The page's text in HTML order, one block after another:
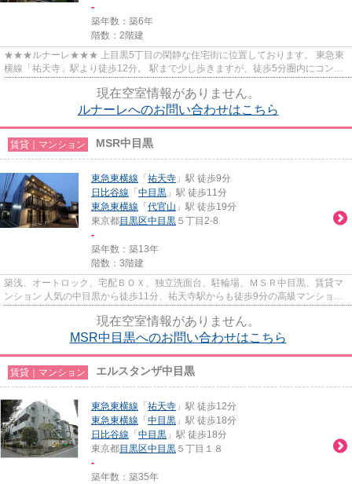
-
築年数：築6年
階数：2階建
★★★ルナーレ★★★ 上目黒5丁目の閑静な住宅街に位置しております。 東急東
横線「祐天寺」駅より徒歩12分。 駅まで少し歩きますが、徒歩5分圏内にコンビ
現在空室情報がありません。
ルナーレへのお問い合わせはこちら
賃貸｜マンション MSR中目黒
東急東横線 「 祐天寺 」駅 徒歩9分
日比谷線 「 中目黒 」駅 徒歩11分
東急東横線 「 代官山 」駅 徒歩19分
東京都目黒区中目黒 ５丁目2-8
-
築年数：築13年
階数：3階建
築浅、オートロック、宅配ＢＯＸ、独立洗面台、駐輪場、ＭＳＲ中目黒、賃貸マ
ンション 人気の中目黒から徒歩11分、祐天寺駅からも徒歩9分の高級マンショ
現在空室情報がありません。
MSR中目黒へのお問い合わせはこちら
賃貸｜マンション エルスタンザ中目黒
東急東横線 「 祐天寺 」駅 徒歩12分
東急東横線 「 中目黒 」駅 徒歩18分
日比谷線 「 中目黒 」駅 徒歩18分
東京都目黒区中目黒 ５丁目１８
-
築年数：築35年